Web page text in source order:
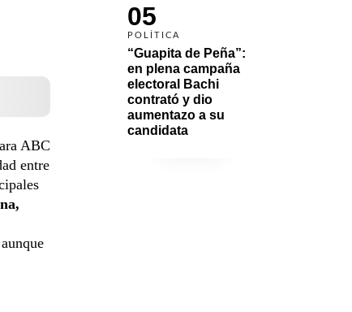
05
POLÍTICA
“Guapita de Peña”:
en plena campaña
electoral Bachi
contrató y dio
aumentazo a su
candidata
ABC
entre